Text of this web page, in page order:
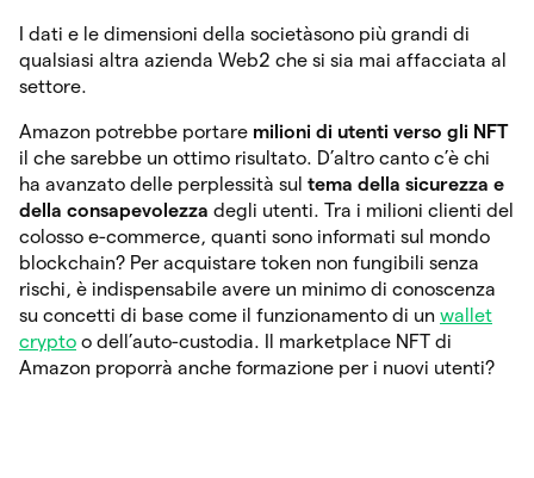
I dati e le dimensioni della societàsono più grandi di
qualsiasi altra azienda Web2 che si sia mai affacciata al
settore.
Amazon potrebbe portare milioni di utenti verso gli NFT
il che sarebbe un ottimo risultato. D’altro canto c’è chi
ha avanzato delle perplessità sul tema della sicurezza e
della consapevolezza degli utenti. Tra i milioni clienti del
colosso e-commerce, quanti sono informati sul mondo
blockchain? Per acquistare token non fungibili senza
rischi, è indispensabile avere un minimo di conoscenza
su concetti di base come il funzionamento di un wallet
crypto o dell’auto-custodia. Il marketplace NFT di
Amazon proporrà anche formazione per i nuovi utenti?